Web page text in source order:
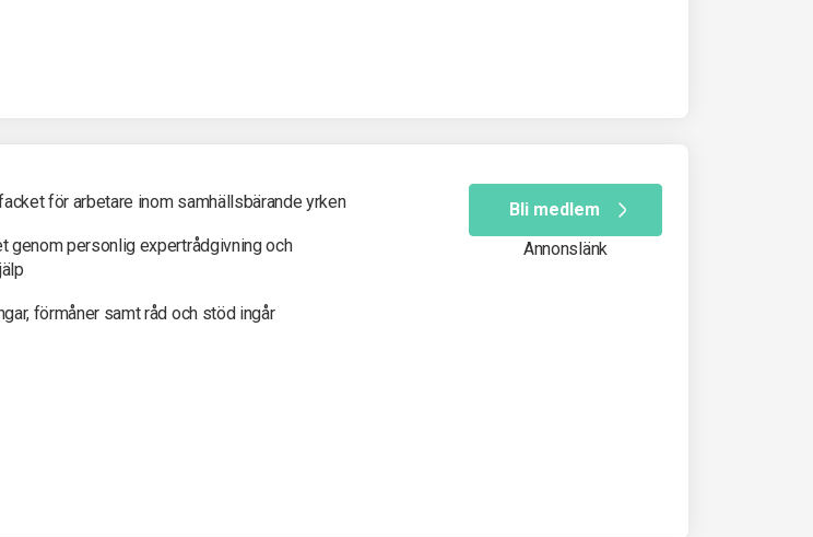
för arbetare inom samhällsbärande yrken
genom personlig expertrådgivning och
förmåner samt råd och stöd ingår
Bli medlem
Annonslänk